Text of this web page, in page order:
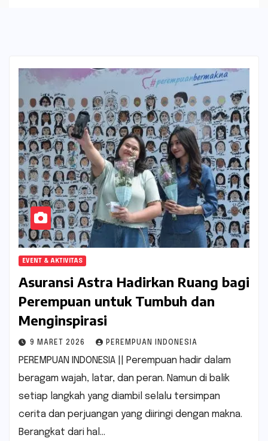
EVENT & AKTIVITAS
Asuransi Astra Hadirkan Ruang bagi
Perempuan untuk Tumbuh dan
Menginspirasi
9 MARET 2026 PEREMPUAN INDONESIA
PEREMPUAN INDONESIA || Perempuan hadir dalam
beragam wajah, latar, dan peran. Namun di balik
setiap langkah yang diambil selalu tersimpan
cerita dan perjuangan yang diiringi dengan makna.
Berangkat dari hal…